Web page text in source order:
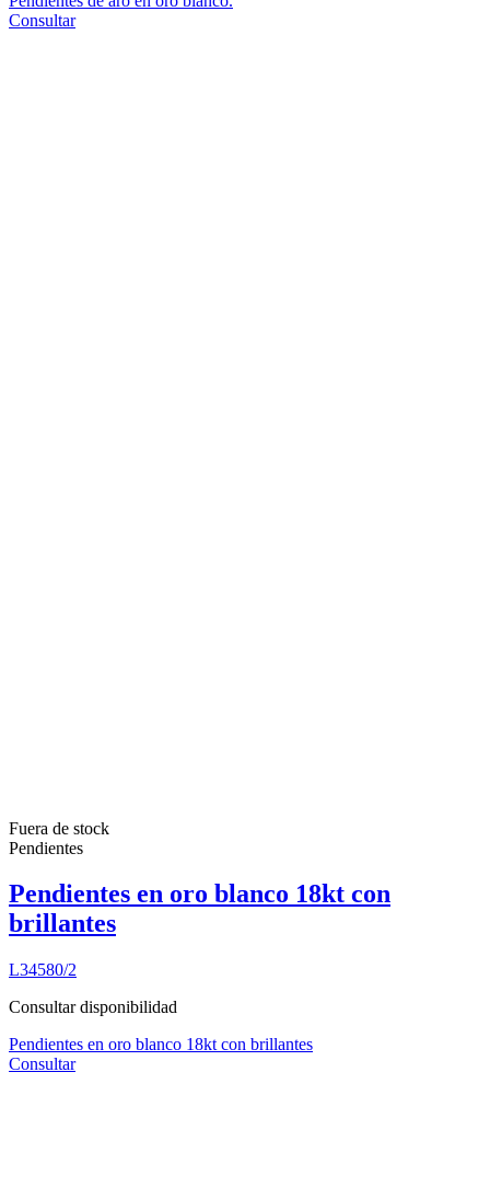
Consultar
Fuera de stock
Pendientes
Pendientes en oro blanco 18kt con
brillantes
L34580/2
Consultar disponibilidad
Pendientes en oro blanco 18kt con brillantes
Consultar